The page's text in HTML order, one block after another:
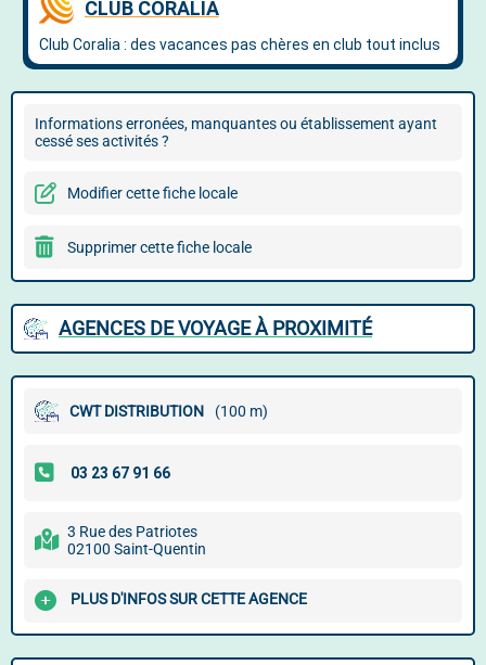
Informations erronées, manquantes ou établissement ayant
cessé ses activités ?
Modifier cette fiche locale
Supprimer cette fiche locale
AGENCES DE VOYAGE À PROXIMITÉ
CWT DISTRIBUTION (100 m)
3 Rue des Patriotes
02100 Saint-Quentin
PLUS D'INFOS SUR CETTE AGENCE